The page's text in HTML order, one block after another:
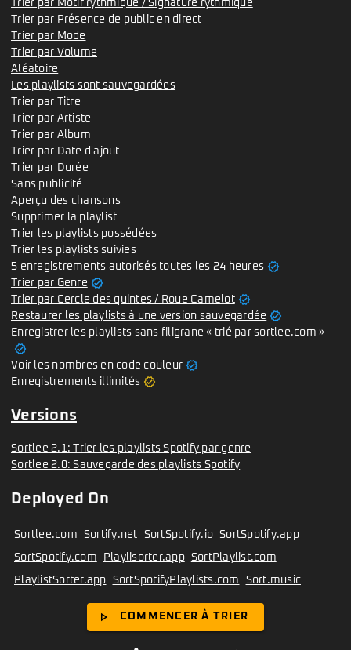
Trier par Motif rythmique / Signature rythmique
Trier par Présence de public en direct
Trier par Mode
Trier par Volume
Aléatoire
Les playlists sont sauvegardées
Trier par Titre
Trier par Artiste
Trier par Album
Trier par Date d'ajout
Trier par Durée
Sans publicité
Aperçu des chansons
Supprimer la playlist
Trier les playlists possédées
Trier les playlists suivies
5 enregistrements autorisés toutes les 24 heures verified
Trier par Genre verified
Trier par Cercle des quintes / Roue Camelot verified
Restaurer les playlists à une version sauvegardée verified
Enregistrer les playlists sans filigrane « trié par sortlee.com »
verified
Voir les nombres en code couleur verified
Enregistrements illimités verified
Versions
Sortlee 2.1: Trier les playlists Spotify par genre
Sortlee 2.0: Sauvegarde des playlists Spotify
Deployed On
Sortlee.com Sortify.net SortSpotify.io SortSpotify.app
SortSpotify.com Playlisorter.app SortPlaylist.com
PlaylistSorter.app SortSpotifyPlaylists.com Sort.music
play_arrow COMMENCER À TRIER